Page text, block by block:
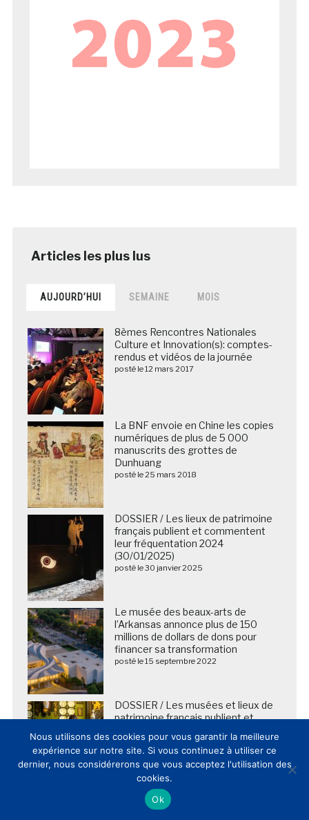
AUJOURD’HUI SEMAINE MOIS
8èmes Rencontres Nationales
Culture et Innovation(s): comptes-
rendus et vidéos de la journée
posté le 12 mars 2017
La BNF envoie en Chine les copies
numériques de plus de 5 000
manuscrits des grottes de
Dunhuang
posté le 25 mars 2018
DOSSIER / Les lieux de patrimoine
français publient et commentent
leur fréquentation 2024
(30/01/2025)
posté le 30 janvier 2025
Le musée des beaux-arts de
l’Arkansas annonce plus de 150
millions de dollars de dons pour
financer sa transformation
posté le 15 septembre 2022
DOSSIER / Les musées et lieux de
patrimoine français publient et
commentent leur fréquentation
2025 (20/02/2026)
posté le 20 février 2026
Nous utilisons des cookies pour vous garantir la meilleure
expérience sur notre site. Si vous continuez à utiliser ce
dernier, nous considérerons que vous acceptez l'utilisation des
cookies.
Ok